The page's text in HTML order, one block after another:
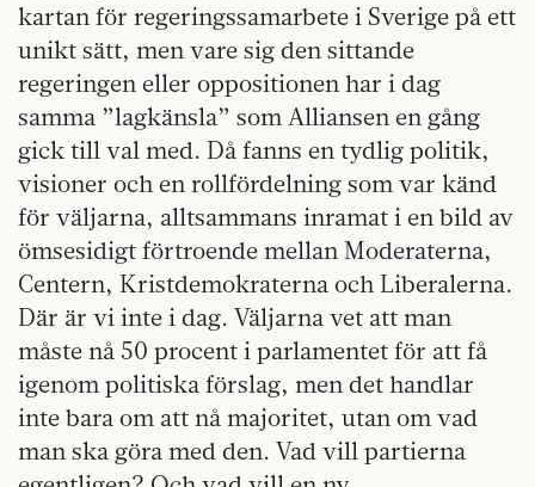
kartan för regeringssamarbete i Sverige på ett
unikt sätt, men vare sig den sittande
regeringen eller oppositionen har i dag
samma ”lagkänsla” som Alliansen en gång
gick till val med. Då fanns en tydlig politik,
visioner och en rollfördelning som var känd
för väljarna, alltsammans inramat i en bild av
ömsesidigt förtroende mellan Moderaterna,
Centern, Kristdemokraterna och Liberalerna.
Där är vi inte i dag. Väljarna vet att man
måste nå 50 procent i parlamentet för att få
igenom politiska förslag, men det handlar
inte bara om att nå majoritet, utan om vad
man ska göra med den. Vad vill partierna